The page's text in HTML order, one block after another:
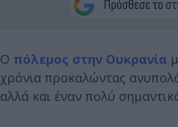
Ο πόλεμος στην Ουκρανία
χρόνια προκαλώντας
αλλά και έναν πολύ